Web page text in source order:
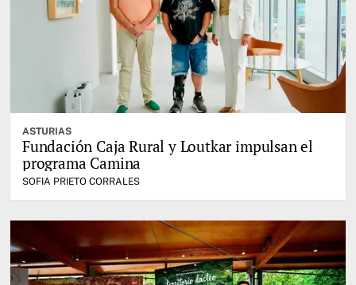
ASTURIAS
Fundación Caja Rural y Loutkar impulsan el
programa Camina
SOFIA PRIETO CORRALES